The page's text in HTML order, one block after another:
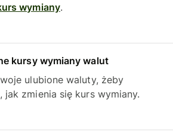
wymiany.
kursy wymiany walut
ulubione waluty, żeby
jak zmienia się kurs wymiany.